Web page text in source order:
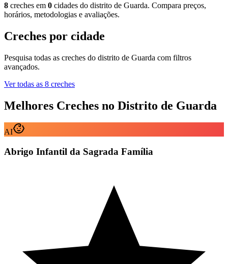
8 creches em 0 cidades do distrito de Guarda. Compara preços,
horários, metodologias e avaliações.
Creches por cidade
Pesquisa todas as creches do distrito de Guarda com filtros
avançados.
Ver todas as 8 creches
Melhores Creches no Distrito de Guarda
AI
Abrigo Infantil da Sagrada Família